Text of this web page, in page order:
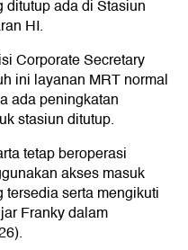
ditutup ada di Stasiun
HI.
Corporate Secretary
ini layanan MRT normal
ada peningkatan
stasiun ditutup.
tetap beroperasi
akses masuk
serta mengikuti
Franky dalam